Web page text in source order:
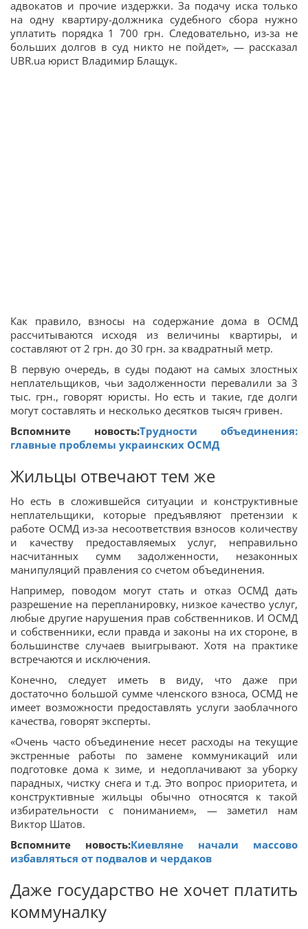
адвокатов и прочие издержки. За подачу иска только
на одну квартиру-должника судебного сбора нужно
уплатить порядка 1 700 грн. Следовательно, из-за не
больших долгов в суд никто не пойдет», — рассказал
UBR.ua юрист Владимир Блащук.
Как правило, взносы на содержание дома в ОСМД
рассчитываются исходя из величины квартиры, и
составляют от 2 грн. до 30 грн. за квадратный метр.
В первую очередь, в суды подают на самых злостных
неплательщиков, чьи задолженности перевалили за 3
тыс. грн., говорят юристы. Но есть и такие, где долги
могут составлять и несколько десятков тысяч гривен.
Вспомните новость:Трудности объединения:
главные проблемы украинских ОСМД
Жильцы отвечают тем же
Но есть в сложившейся ситуации и конструктивные
неплательщики, которые предъявляют претензии к
работе ОСМД из-за несоответствия взносов количеству
и качеству предоставляемых услуг, неправильно
насчитанных сумм задолженности, незаконных
манипуляций правления со счетом объединения.
Например, поводом могут стать и отказ ОСМД дать
разрешение на перепланировку, низкое качество услуг,
любые другие нарушения прав собственников. И ОСМД
и собственники, если правда и законы на их стороне, в
большинстве случаев выигрывают. Хотя на практике
встречаются и исключения.
Конечно, следует иметь в виду, что даже при
достаточно большой сумме членского взноса, ОСМД не
имеет возможности предоставлять услуги заоблачного
качества, говорят эксперты.
«Очень часто объединение несет расходы на текущие
экстренные работы по замене коммуникаций или
подготовке дома к зиме, и недоплачивают за уборку
парадных, чистку снега и т.д. Это вопрос приоритета, и
конструктивные жильцы обычно относятся к такой
избирательности с пониманием», — заметил нам
Виктор Шатов.
Вспомните новость:Киевляне начали массово
избавляться от подвалов и чердаков
Даже государство не хочет платить
коммуналку